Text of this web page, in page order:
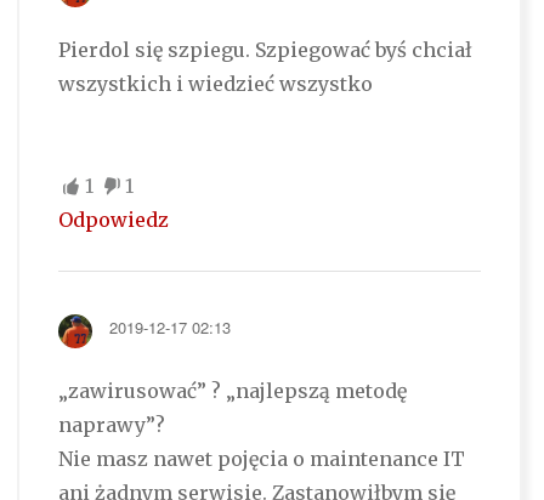
Pierdol się szpiegu. Szpiegować byś chciał
wszystkich i wiedzieć wszystko
1
1
Odpowiedz
2019-12-17 02:13
„zawirusować” ? „najlepszą metodę
naprawy”?
Nie masz nawet pojęcia o maintenance IT
ani żadnym serwisie. Zastanowiłbym się